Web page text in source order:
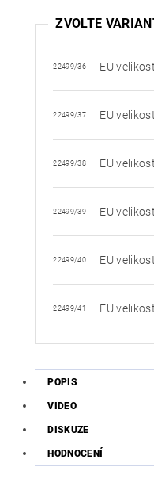
ZVOLTE
22499/36 EU
22499/37 EU
22499/38 EU
22499/39 EU
22499/40 EU
22499/41 EU
POPIS
VIDEO
DISKUZE
HODNOCENÍ